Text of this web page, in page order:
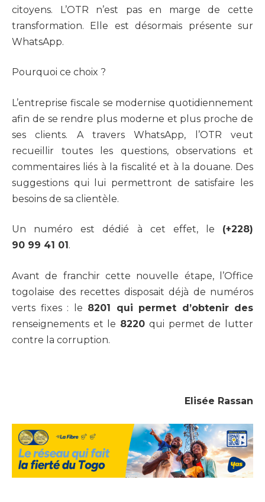
citoyens. L’OTR n’est pas en marge de cette
transformation. Elle est désormais présente sur
WhatsApp.
Pourquoi ce choix ?
L’entreprise fiscale se modernise quotidiennement
afin de se rendre plus moderne et plus proche de
ses clients. A travers WhatsApp, l’OTR veut
recueillir toutes les questions, observations et
commentaires liés à la fiscalité et à la douane. Des
suggestions qui lui permettront de satisfaire les
besoins de sa clientèle.
Un numéro est dédié à cet effet, le (+228)
90 99 41 01 .
Avant de franchir cette nouvelle étape, l’Office
togolaise des recettes disposait déjà de numéros
verts fixes : le 8201 qui permet d’obtenir des
renseignements et le 8220 qui permet de lutter
contre la corruption.
Elisée Rassan